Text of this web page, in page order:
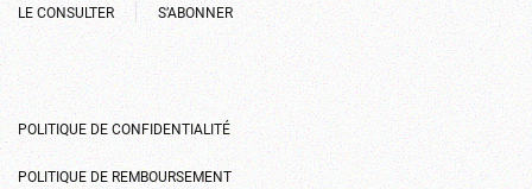
LE CONSULTER S’ABONNER
POLITIQUE DE CONFIDENTIALITÉ
POLITIQUE DE REMBOURSEMENT